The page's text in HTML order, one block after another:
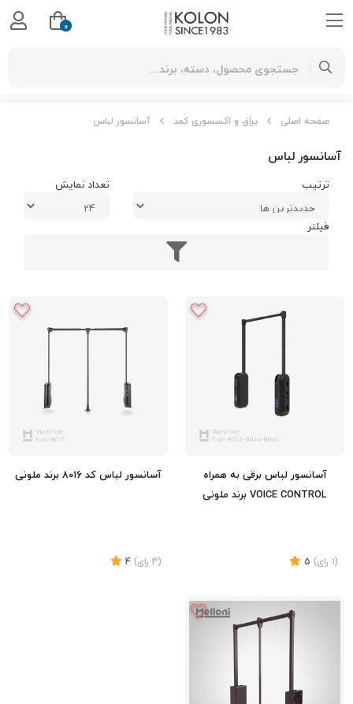
صفحه اصلی یراق و اکسسوری کمد آسانسور لباس
آسانسور لباس
ترتیب تعداد نمایش
فیلتر
آسانسور لباس برقی به همراه
VOICE CONTROL برند ملونی
تماس بگیرید
(1 رای)
5
آسانسور لباس کد ۸۰۱۶ برند ملونی
(3 رای)
4
0